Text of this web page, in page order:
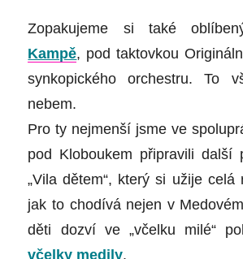
Zopakujeme si také
Kampě, pod taktovkou
synkopického orchestru. To
nebem.
Pro ty nejmenší jsme ve
pod Kloboukem připravili další
„Vila dětem“, který si užije celá
jak to chodívá nejen v
děti dozví ve „včelku milé“
včelky medily.